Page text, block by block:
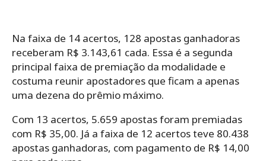
Na faixa de 14 acertos, 128 apostas ganhadoras
receberam R$ 3.143,61 cada. Essa é a segunda
principal faixa de premiação da modalidade e
costuma reunir apostadores que ficam a apenas
uma dezena do prêmio máximo.
Com 13 acertos, 5.659 apostas foram premiadas
com R$ 35,00. Já a faixa de 12 acertos teve 80.438
apostas ganhadoras, com pagamento de R$ 14,00